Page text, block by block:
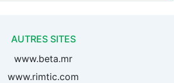
AUTRES SITES
www.beta.mr
www.rimtic.com